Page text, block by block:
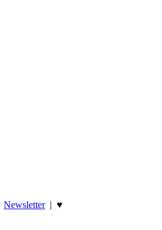
Newsletter| ♥